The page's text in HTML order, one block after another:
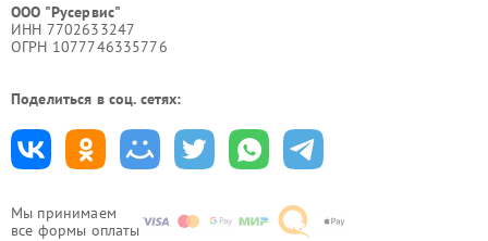
Мы принимаем
все формы оплаты
ООО "Русервис"
ИНН 7702633247
ОГРН 1077746335776
Поделиться в соц. сетях: